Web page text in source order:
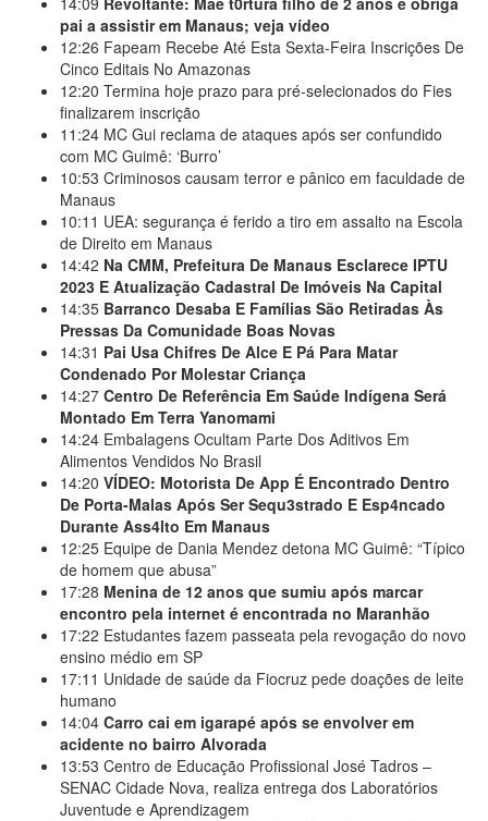
pai a assistir em Manaus; veja vídeo
12:26 Fapeam Recebe Até Esta Sexta-Feira Inscrições De
Cinco Editais No Amazonas
12:20 Termina hoje prazo para pré-selecionados do Fies
finalizarem inscrição
11:24 MC Gui reclama de ataques após ser confundido
com MC Guimê: ‘Burro’
10:53 Criminosos causam terror e pânico em faculdade de
Manaus
10:11 UEA: segurança é ferido a tiro em assalto na Escola
de Direito em Manaus
14:42 Na CMM, Prefeitura De Manaus Esclarece IPTU
2023 E Atualização Cadastral De Imóveis Na Capital
14:35 Barranco Desaba E Famílias São Retiradas Às
Pressas Da Comunidade Boas Novas
14:31 Pai Usa Chifres De Alce E Pá Para Matar
Condenado Por Molestar Criança
14:27 Centro De Referência Em Saúde Indígena Será
Montado Em Terra Yanomami
14:24 Embalagens Ocultam Parte Dos Aditivos Em
Alimentos Vendidos No Brasil
14:20 VÍDEO: Motorista De App É Encontrado Dentro
De Porta-Malas Após Ser Sequ3strado E Esp4ncado
Durante Ass4lto Em Manaus
12:25 Equipe de Dania Mendez detona MC Guimê: “Típico
de homem que abusa”
17:28 Menina de 12 anos que sumiu após marcar
encontro pela internet é encontrada no Maranhão
17:22 Estudantes fazem passeata pela revogação do novo
ensino médio em SP
17:11 Unidade de saúde da Fiocruz pede doações de leite
humano
14:04 Carro cai em igarapé após se envolver em
acidente no bairro Alvorada
13:53 Centro de Educação Profissional José Tadros –
SENAC Cidade Nova, realiza entrega dos Laboratórios
Juventude e Aprendizagem